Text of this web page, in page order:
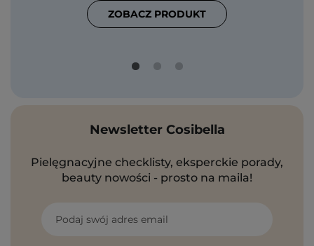
ZOBACZ PRODUKT
Newsletter Cosibella
Pielęgnacyjne checklisty, eksperckie porady,
beauty nowości - prosto na maila!
Podaj swój adres email